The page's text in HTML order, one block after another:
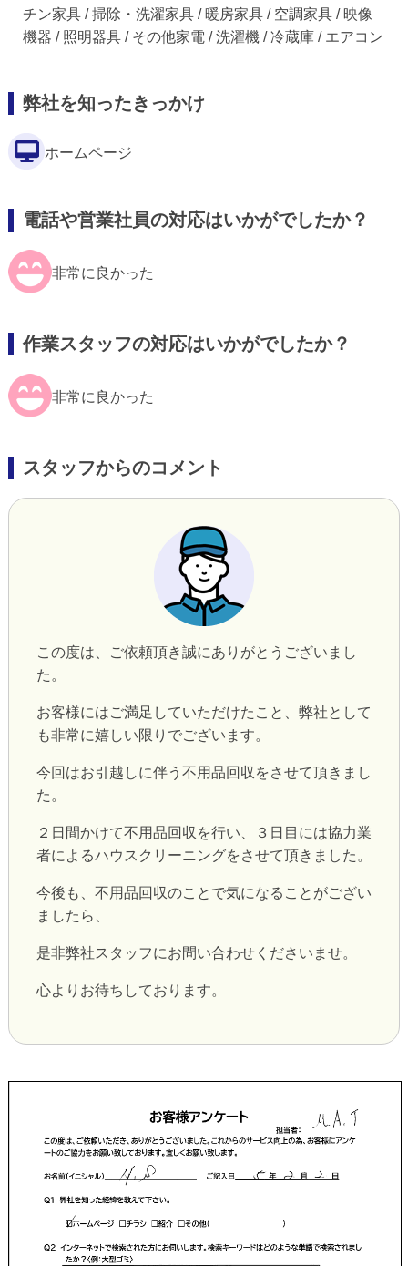
チン家具 / 掃除・洗濯家具 / 暖房家具 / 空調家具 / 映像
機器 / 照明器具 / その他家電 / 洗濯機 / 冷蔵庫 / エアコン
弊社を知ったきっかけ
ホームページ
電話や営業社員の対応はいかがでしたか？
非常に良かった
作業スタッフの対応はいかがでしたか？
非常に良かった
スタッフからのコメント
この度は、ご依頼頂き誠にありがとうございまし
た。
お客様にはご満足していただけたこと、弊社として
も非常に嬉しい限りでございます。
今回はお引越しに伴う不用品回収をさせて頂きまし
た。
２日間かけて不用品回収を行い、３日目には協力業
者によるハウスクリーニングをさせて頂きました。
今後も、不用品回収のことで気になることがござい
ましたら、
是非弊社スタッフにお問い合わせくださいませ。
心よりお待ちしております。